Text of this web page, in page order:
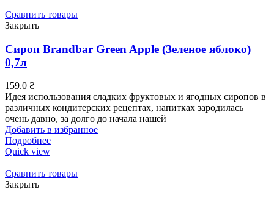
Сравнить товары
Закрыть
Сироп Brandbar Green Apple (Зеленое яблоко)
0,7л
159.0 ₴
Идея использования сладких фруктовых и ягодных сиропов в
различных кондитерских рецептах, напитках зародилась
очень давно, за долго до начала нашей
Добавить в избранное
Подробнее
Quick view
Сравнить товары
Закрыть